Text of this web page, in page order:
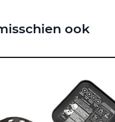
ook